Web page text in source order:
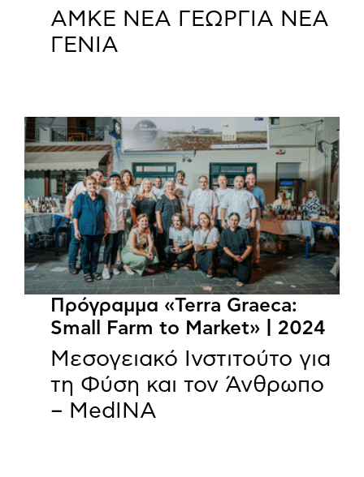
ΑΜΚΕ ΝΕΑ ΓΕΩΡΓΙΑ ΝΕΑ
ΓΕΝΙΑ
Πρόγραμμα «Terra Graeca:
Small Farm to Market» | 2024
Μεσογειακό Ινστιτούτο για
τη Φύση και τον Άνθρωπο
– MedINA